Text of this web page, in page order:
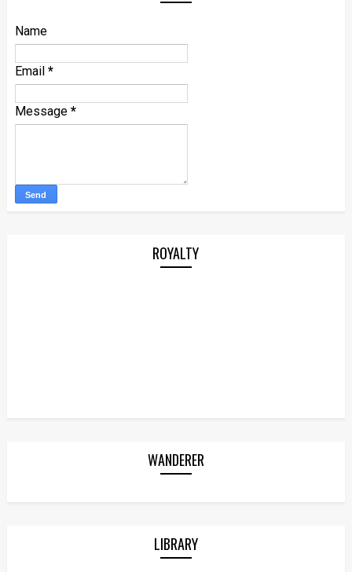
Name
Email *
Message *
ROYALTY
WANDERER
LIBRARY